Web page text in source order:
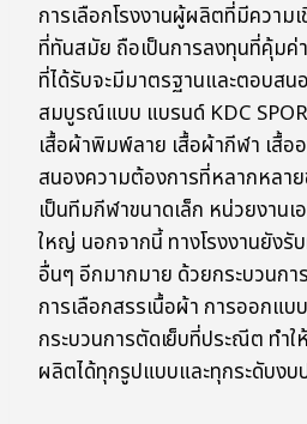
การเลือกโรงงานผู้ผลิตที่มีความ
ที่ทันสมัย ถือเป็นการลงทุนที่คุ้มค่
ที่ได้รับจะมีมาตรฐานและตอบสน
สมบูรณ์แบบ แบรนด์ KDC
เสื้อผ้าพิมพ์ลาย เสื้อผ้ากีฬา เสื้อ
สนองความต้องการที่หลากหลา
เป็นทีมกีฬาขนาดเล็ก หน่วยงาน
ใหญ่ นอกจากนี้ ทางโรงงานยังรั
อื่นๆ อีกมากมาย ด้วยกระบวนก
การเลือกสรรเนื้อผ้า การออกแ
กระบวนการตัดเย็บที่ประณีต ทำ
ผลิตได้ทุกรูปแบบและทุกระดับงบ